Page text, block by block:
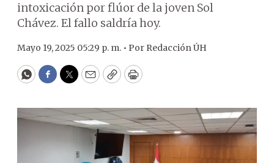
intoxicación por flúor de la joven Sol
Chávez. El fallo saldría hoy.
Mayo 19, 2025 05:29 p. m. • Por Redacción ÚH
WhatsApp
Facebook
Twitter
EmailCopyPrint